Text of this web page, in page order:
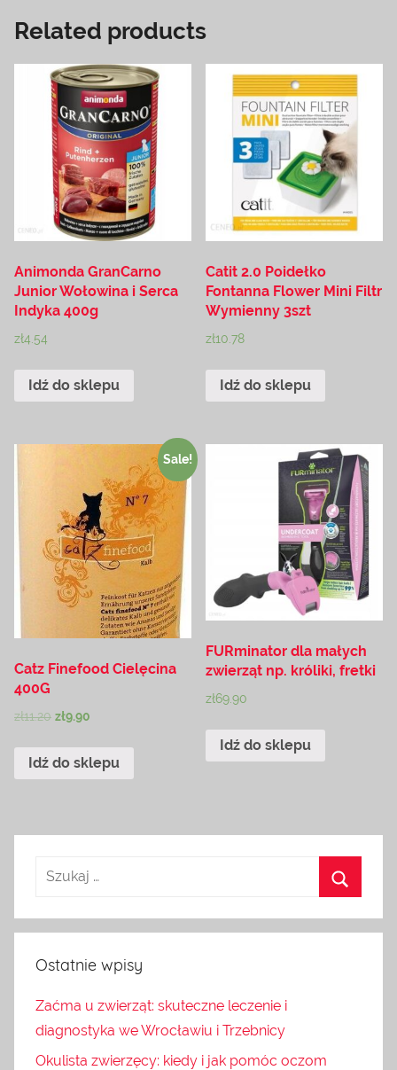
Related products
Animonda GranCarno
Junior Wołowina i Serca
Indyka 400g
zł4.54
Idź do sklepu
Catit 2.0 Poidełko
Fontanna Flower Mini Filtr
Wymienny 3szt
zł10.78
Idź do sklepu
Sale!
Catz Finefood Cielęcina
400G
zł11.20 zł9.90
Idź do sklepu
FURminator dla małych
zwierząt np. króliki, fretki
zł69.90
Idź do sklepu
Ostatnie wpisy
Zaćma u zwierząt: skuteczne leczenie i
diagnostyka we Wrocławiu i Trzebnicy
Okulista zwierzęcy: kiedy i jak pomóc oczom